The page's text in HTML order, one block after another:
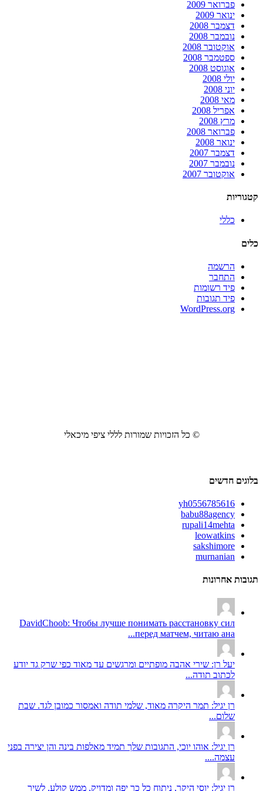
פברואר 2009
ינואר 2009
דצמבר 2008
נובמבר 2008
אוקטובר 2008
ספטמבר 2008
אוגוסט 2008
יולי 2008
יוני 2008
מאי 2008
אפריל 2008
מרץ 2008
פברואר 2008
ינואר 2008
דצמבר 2007
נובמבר 2007
אוקטובר 2007
קטגוריות
כללי
כלים
הרשמה
התחבר
פיד רשומות
פיד תגובות
WordPress.org
© כל הזכויות שמורות לללי ציפי מיכאלי
בלוגים חדשים
yh0556785616
babu88agency
rupali14mehta
leowatkins
sakshimore
murnanian
תגובות אחרונות
DavidChoob: Чтобы лучше понимать расстановку сил
перед матчем, читаю ана...
יעל רן: שירי אהבה מופתיים ומרגשים עד מאוד כפי שרק גד יודע
לכתוב תודה...
רן יגיל: תמר היקרה מאוד, שלמי תודה ואמסור כמובן לגד. שבת
שלום...
רן יגיל: אוהו יוכי, התגובות שלך תמיד מאלפות בינה והן יצירה בפני
עצמה....
רן יגיל: יוסי היקר, ניתוח כל כך יפה ומדויק, ממש קולע, לשיר